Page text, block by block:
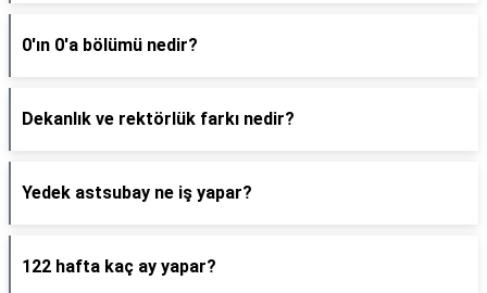
0'ın 0'a bölümü nedir?
Dekanlık ve rektörlük farkı nedir?
Yedek astsubay ne iş yapar?
122 hafta kaç ay yapar?